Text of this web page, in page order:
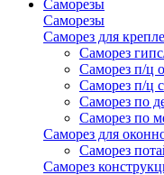
Саморезы
Саморезы
Саморез для
Саморез
Саморез п/ц
Саморез п/ц
Саморез по
Саморез по
Саморез для
Саморез
Саморез